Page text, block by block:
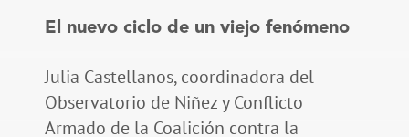
El nuevo ciclo de un viejo fenómeno
Julia Castellanos, coordinadora del
Observatorio de Niñez y Conflicto
Armado de la Coalición contra la